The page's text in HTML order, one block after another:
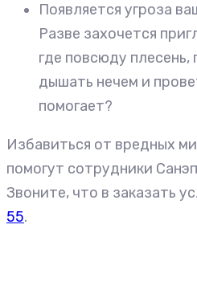
Появляется угроза
Разве захочется
где повсюду плесень,
дышать нечем и
помогает?
Избавиться от вредных
помогут сотрудники
Звоните, что в заказать
55.